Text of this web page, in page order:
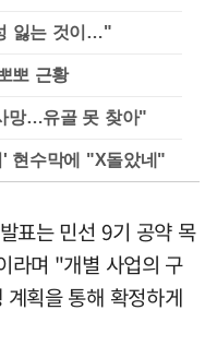
잃는 것이…"
뽀 근황
망…유골 못 찾아"
현수막에 "X돌았네"
표는 민선 9기 공약 목
라며 "개별 사업의 구
획을 통해 확정하게